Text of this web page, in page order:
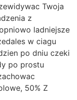
Twoja
z
ladniejsze
w ciagu
po dniu czeki
po prostu
50% Z